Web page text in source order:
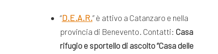
“D.E.A.R.” è attivo a Catanzaro e nella
provincia di Benevento. Contatti: Casa
rifugio e sportello di ascolto “Casa delle